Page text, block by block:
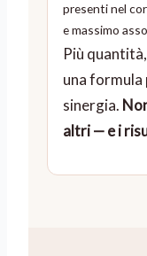
presenti nel
e massimo
Più
una formula
sinergia.
altri — e i